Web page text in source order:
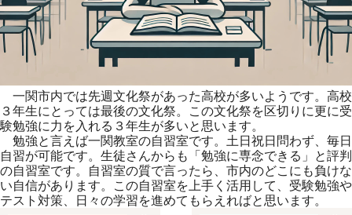
一関市内では先週文化祭があった高校が多いようです。高校
３年生にとっては最後の文化祭。この文化祭を区切りに更に受
験勉強に力を入れる３年生が多いと思います。
勉強と言えば一関教室の自習室です。土日祝日問わず、毎日
自習が可能です。生徒さんからも「勉強に専念できる」と評判
の自習室です。自習室の質で言ったら、市内のどこにも負けな
い自信があります。この自習室を上手く活用して、受験勉強や
テスト対策、日々の学習を進めてもらえればと思います。